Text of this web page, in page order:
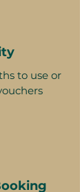
to use or